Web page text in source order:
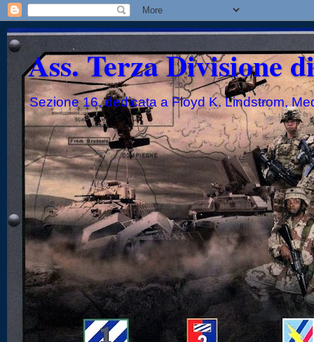
Ass. Terza Divisione
Sezione 16, dedicata a Floyd K. Lindstrom,